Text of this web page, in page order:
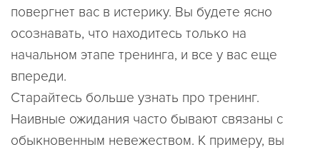
повергнет вас в истерику. Вы будете ясно
осознавать, что находитесь только на
начальном этапе тренинга, и все у вас еще
впереди.
Старайтесь больше узнать про тренинг.
Наивные ожидания часто бывают связаны с
обыкновенным невежеством. К примеру, вы